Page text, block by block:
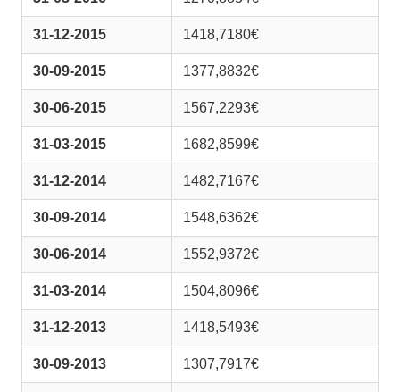
31-12-2015 1418,7180€
30-09-2015 1377,8832€
30-06-2015 1567,2293€
31-03-2015 1682,8599€
31-12-2014 1482,7167€
30-09-2014 1548,6362€
30-06-2014 1552,9372€
31-03-2014 1504,8096€
31-12-2013 1418,5493€
30-09-2013 1307,7917€